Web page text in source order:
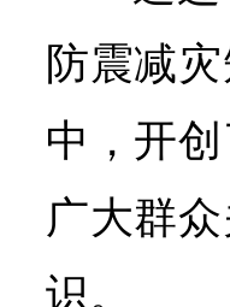
防震减
中，开
广大群
识。